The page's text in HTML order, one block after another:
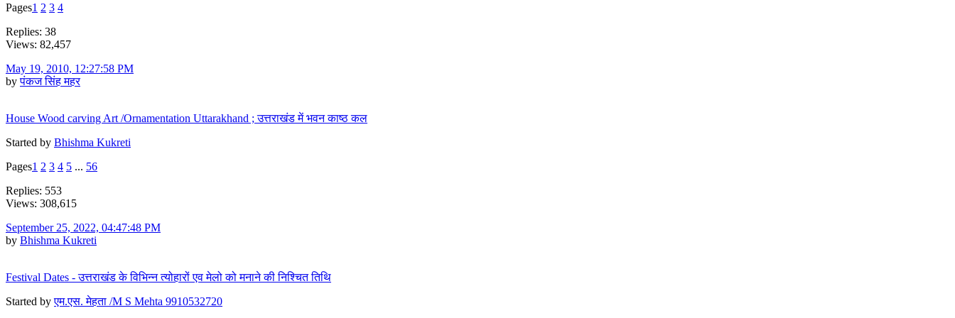
Pages1 2 3 4
Replies: 38
Views: 82,457
May 19, 2010, 12:27:58 PM
byपंकज सिंह महर
House Wood carving Art /Ornamentation Uttarakhand ; उत्तराखंड में भवन काष्ठ कल
Started by Bhishma Kukreti
Pages1 2 3 4 5 ... 56
Replies: 553
Views: 308,615
September 25, 2022, 04:47:48 PM
by Bhishma Kukreti
Festival Dates - उत्तराखंड के विभिन्न त्योहारों एव मेलो को मनाने की निश्चित तिथि
Started byएम.एस. मेहता /M S Mehta 9910532720